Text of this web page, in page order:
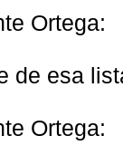
Ortega:
de esa
Ortega: